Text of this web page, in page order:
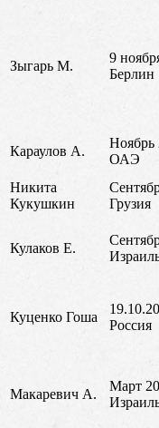
Зыгарь М.
9
Берлин
Караулов А.
Ноябрь
ОАЭ
Никита
Кукушкин
Грузия
Кулаков Е.
Куценко Гоша
Россия
Макаревич А.
Март